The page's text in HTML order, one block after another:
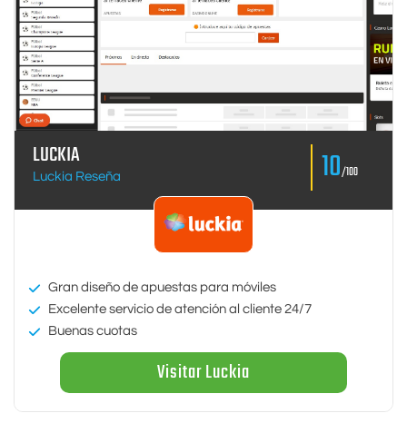
LUCKIA
Luckia Reseña 10/100
Gran diseño de apuestas para móviles
Excelente servicio de atención al cliente 24/7
Buenas cuotas
Visitar Luckia